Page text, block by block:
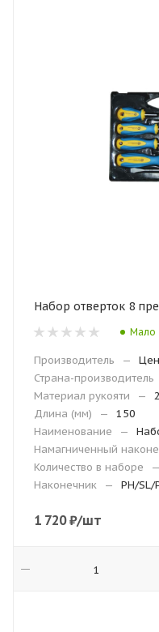
Набор отверток 8
Мало
Производитель —
Страна-производитель
Материал рукояти
—
Длина (мм)
—
150
Наименование
—
Намагниченный
Количество в наборе
—
Наконечник
— PH/SL/
1 720₽/шт